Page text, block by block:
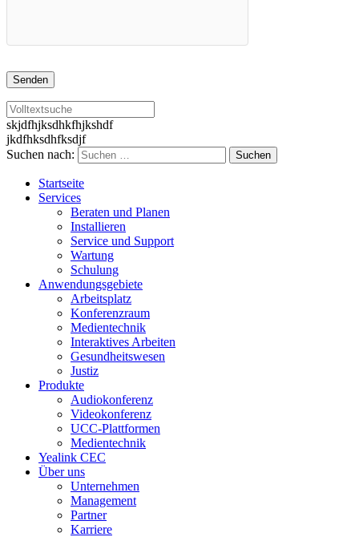
skjdfhjksdhkfhjkshdf
jkdfhksdhfksdjf
Suchen nach:
Startseite
Services
Beraten und Planen
Installieren
Service und Support
Wartung
Schulung
Anwendungsgebiete
Arbeitsplatz
Konferenzraum
Medientechnik
Interaktives Arbeiten
Gesundheitswesen
Justiz
Produkte
Audiokonferenz
Videokonferenz
UCC-Plattformen
Medientechnik
Yealink CEC
Über uns
Unternehmen
Management
Partner
Karriere